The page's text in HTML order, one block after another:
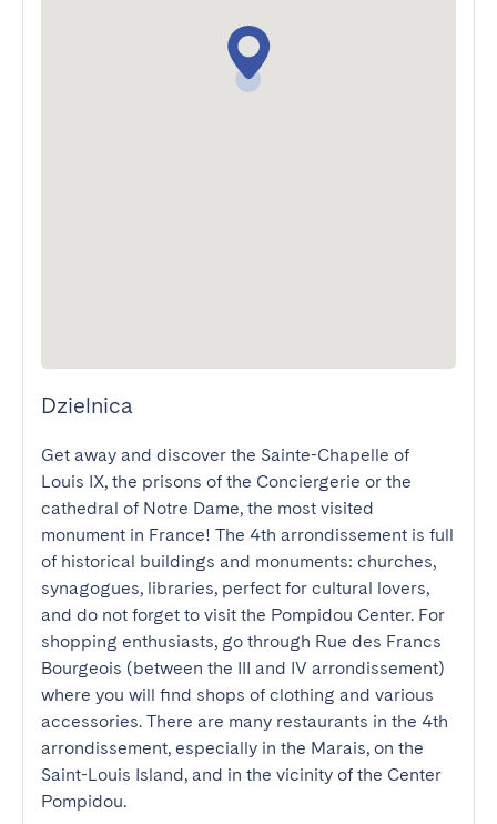
Dzielnica
Get away and discover the Sainte-Chapelle of
Louis IX, the prisons of the Conciergerie or the
cathedral of Notre Dame, the most visited
monument in France! The 4th arrondissement is full
of historical buildings and monuments: churches,
synagogues, libraries, perfect for cultural lovers,
and do not forget to visit the Pompidou Center. For
shopping enthusiasts, go through Rue des Francs
Bourgeois (between the III and IV arrondissement)
where you will find shops of clothing and various
accessories. There are many restaurants in the 4th
arrondissement, especially in the Marais, on the
Saint-Louis Island, and in the vicinity of the Center
Pompidou.